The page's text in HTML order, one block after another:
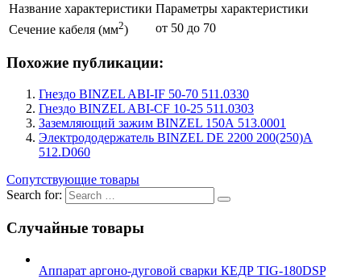
Название характеристики Параметры характеристики
Сечение кабеля (мм2) от 50 до 70
Похожие публикации:
Гнездо BINZEL ABI-IF 50-70 511.0330
Гнездо BINZEL ABI-CF 10-25 511.0303
Заземляющий зажим BINZEL 150А 513.0001
Электрододержатель BINZEL DE 2200 200(250)А
512.D060
Сопутствующие товары
Search for:
Случайные товары
Аппарат аргоно-дуговой сварки КЕДР TIG-180DSP